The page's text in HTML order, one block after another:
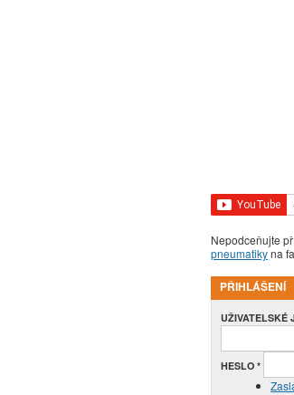
Nepodceňujte
pneumatikyna
PŘIHLÁŠENÍ
UŽIVATELSKÉ
HESLO *